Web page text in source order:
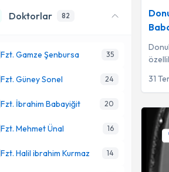
31
Fibromiyalji 7
Doktorlar 82
Fzt. Gamze Şenbursa 35
Fzt. Güney Sonel 24
Fzt. İbrahim Babayiğit 20
Fzt. Mehmet Ünal 16
Fzt. Halil ibrahim Kurmaz 14